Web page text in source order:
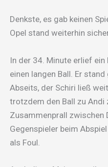
Denkste, es gab keinen
Opel stand weiterhin
In der 34. Minute erlief
einen langen Ball. Er
Abseits, der Schiri ließ
trotzdem den Ball zu Andi
Zusammenprall zwischen
Gegenspieler beim
als Foul.